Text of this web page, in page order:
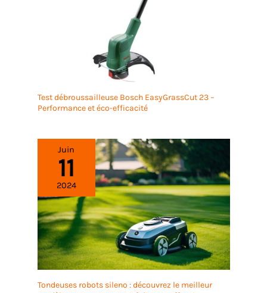
Test débroussailleuse Bosch EasyGrassCut 23 –
Performance et éco-efficacité
Juin
11
2024
Tondeuses robots sileno : découvrez le meilleur